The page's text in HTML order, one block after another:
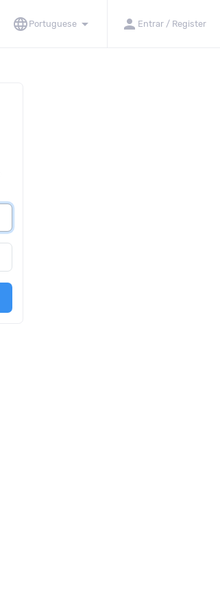
language Portuguese arrow_drop_down person Entrar / Register